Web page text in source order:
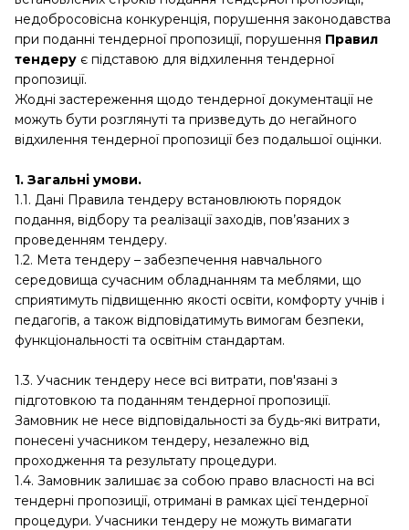
недобросовісна конкуренція, порушення законодавства
при поданні тендерної пропозиції, порушення Правил
тендеру є підставою для відхилення тендерної
пропозиції.
Жодні застереження щодо тендерної документації не
можуть бути розглянуті та призведуть до негайного
відхилення тендерної пропозиції без подальшої оцінки.
1. Загальні умови.
1.1. Дані Правила тендеру встановлюють порядок
подання, відбору та реалізації заходів, пов’язаних з
проведенням тендеру.
1.2. Мета тендеру – забезпечення навчального
середовища сучасним обладнанням та меблями, що
сприятимуть підвищенню якості освіти, комфорту учнів і
педагогів, а також відповідатимуть вимогам безпеки,
функціональності та освітнім стандартам.
1.3. Учасник тендеру несе всі витрати, пов'язані з
підготовкою та поданням тендерної пропозиції.
Замовник не несе відповідальності за будь-які витрати,
понесені учасником тендеру, незалежно від
проходження та результату процедури.
1.4. Замовник залишає за собою право власності на всі
тендерні пропозиції, отримані в рамках цієї тендерної
процедури. Учасники тендеру не можуть вимагати